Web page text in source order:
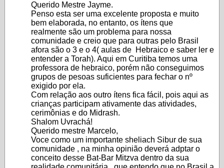
Querido Mestre Jayme.
Penso esta ser uma excelente proposta e muito
bem elaborada, no entanto, os ítens que
realmente são um problema para nossa
comunidade e creio que para outras pelo Brasil
afora são o 3 e o 4( aulas de Hebraico e saber ler e
entender a Torah). Aqui em Curitiba temos uma
professora de hebraico, porém não conseguimos
grupos de pesoas suficientes para fechar o nº
exigido por ela.
Com relação aos outro ítens fica fácil, pois aqui as
crianças participam ativamente das atividades,
cerimônias e do Midrash.
Shalom Uvrachá!
Querido mestre Marcelo,
Voce como um importante sheliach Sibur de sua
comunidade , na minha opinião deverá adptar o
conceito desse Bat-Bar Mitzva dentro da sua